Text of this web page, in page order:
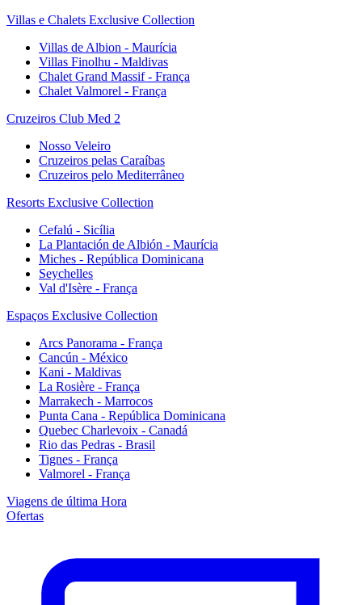
Villas e Chalets Exclusive Collection
Villas de Albion - Maurícia
Villas Finolhu - Maldivas
Chalet Grand Massif - França
Chalet Valmorel - França
Cruzeiros Club Med 2
Nosso Veleiro
Cruzeiros pelas Caraíbas
Cruzeiros pelo Mediterrâneo
Resorts Exclusive Collection
Cefalú - Sicília
La Plantación de Albión - Maurícia
Miches - República Dominicana
Seychelles
Val d'Isère - França
Espaços Exclusive Collection
Arcs Panorama - França
Cancún - México
Kani - Maldivas
La Rosière - França
Marrakech - Marrocos
Punta Cana - República Dominicana
Quebec Charlevoix - Canadá
Rio das Pedras - Brasil
Tignes - França
Valmorel - França
Viagens de última Hora
Ofertas